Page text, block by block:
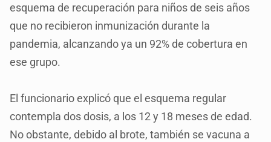
esquema de recuperación para niños de seis años
que no recibieron inmunización durante la
pandemia, alcanzando ya un 92% de cobertura en
ese grupo.
El funcionario explicó que el esquema regular
contempla dos dosis, a los 12 y 18 meses de edad.
No obstante, debido al brote, también se vacuna a